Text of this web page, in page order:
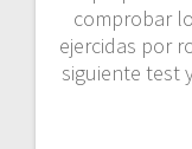
comprobar
ejercidas por
siguiente test